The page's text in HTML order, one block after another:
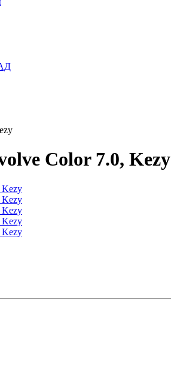
Color 7.0, Kezy